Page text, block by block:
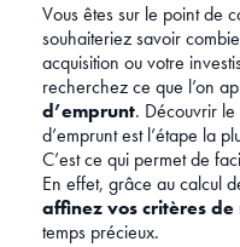
Vous êtes sur le point de
souhaiteriez savoir
acquisition ou votre
recherchez ce que l’on
d’emprunt. Découvrir
d’emprunt est l’étape la
C’est ce qui permet de
En effet, grâce au calcul
affinez vos critères de
temps précieux.